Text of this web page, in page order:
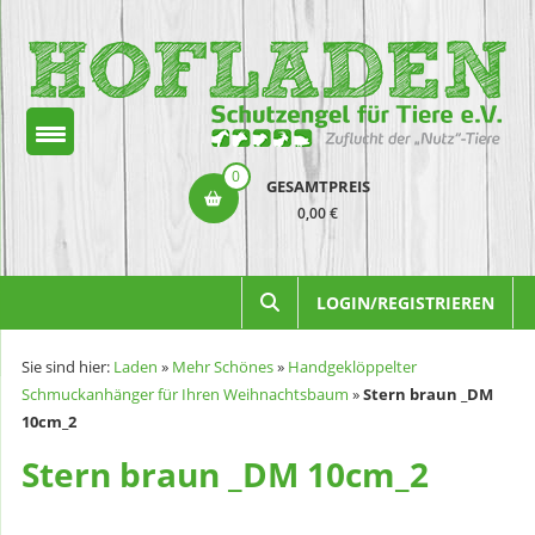
Inhalt
springen
Hofladen
Schutzengel
für
e.V.
0 GESAMTPREIS
0,00 €
LOGIN/REGISTRIEREN
Sie sind hier: Laden » Mehr Schönes» Handgeklöppelter
Schmuckanhänger für Ihren Weihnachtsbaum »Stern braun _DM
10cm_2
Stern braun _DM 10cm_2